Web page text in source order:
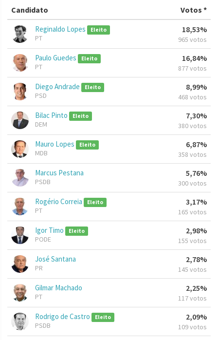
Candidato Votos *
Reginaldo Lopes Eleito
PT
18,53%
965 votos
Paulo Guedes Eleito
PT
16,84%
877 votos
Diego Andrade Eleito
PSD
8,99%
468 votos
Bilac Pinto Eleito
DEM
7,30%
380 votos
Mauro Lopes Eleito
MDB
6,87%
358 votos
Marcus Pestana
PSDB
5,76%
300 votos
Rogério Correia Eleito
PT
3,17%
165 votos
Igor Timo Eleito
PODE
2,98%
155 votos
José Santana
PR
2,78%
145 votos
Gilmar Machado
PT
2,25%
117 votos
Rodrigo de Castro Eleito
PSDB
2,09%
109 votos